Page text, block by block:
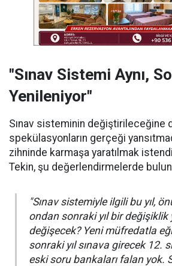
"Sınav Sistemi Aynı,
Yenileniyor"
Sınav sisteminin değiştirileceğine
spekülasyonların gerçeği
zihninde karmaşa yaratılmak
Tekin, şu değerlendirmelerde
"Sınav sistemiyle ilgili bu yıl,
ondan sonraki yıl bir değişiklik
değişecek? Yeni müfredatla
sonraki yıl sınava girecek 12.
eski soru bankaları falan yok.